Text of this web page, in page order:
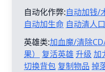
自动化作弊:自动加钱/
自动加生命 自动清人口
英雄类:加血魔/清除
果）
复活英雄 升级 加
切换背包 复制物品 掉